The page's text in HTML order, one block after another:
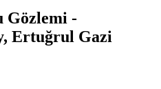
Gözlemi -
Ertuğrul Gazi